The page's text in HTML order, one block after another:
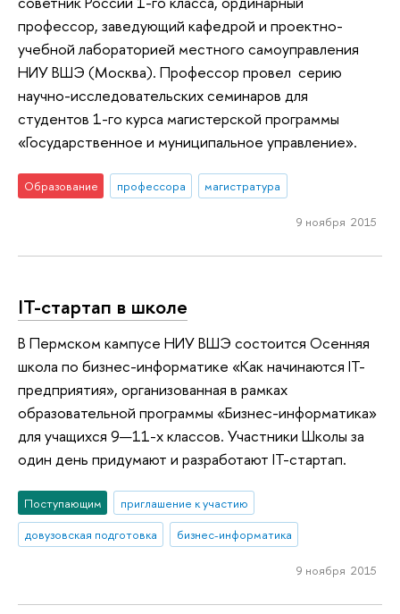
профессор, заведующий кафедрой и проектно-
учебной лабораторией местного самоуправления
НИУ ВШЭ (Москва). Профессор провел серию
научно-исследовательских семинаров для
студентов 1-го курса магистерской программы
«Государственное и муниципальное управление».
Образование профессора магистратура
9 ноября 2015
IT-стартап в школе
В Пермском кампусе НИУ ВШЭ состоится Осенняя
школа по бизнес-информатике «Как начинаются IT-
предприятия», организованная в рамках
образовательной программы «Бизнес-информатика»
для учащихся 9—11-х классов. Участники Школы за
один день придумают и разработают IT-стартап.
Поступающим
приглашение к участию
довузовская подготовка
бизнес-информатика
9 ноября 2015